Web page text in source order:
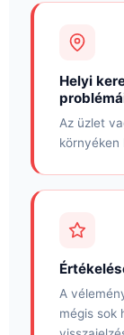
Helyi
Az üzlet
környéken
A
mégis sok